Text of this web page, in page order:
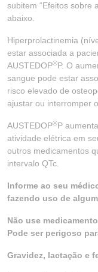
subitem “Efeitos sobre
abaixo.
Hiperprolactinemia
estar associada a
AUSTEDOP®P. O
sangue pode estar
risco elevado de
ajustar ou interromper
AUSTEDOP®P
atividade elétrica em
outros medicamentos
intervalo QTc.
Informe ao seu
fazendo uso de
Não use
Pode ser perigoso
Gravidez, lactação e